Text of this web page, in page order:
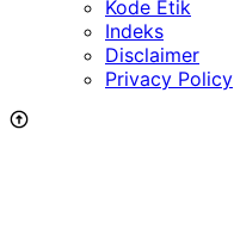
Kode Etik
Indeks
Disclaimer
Privacy Policy